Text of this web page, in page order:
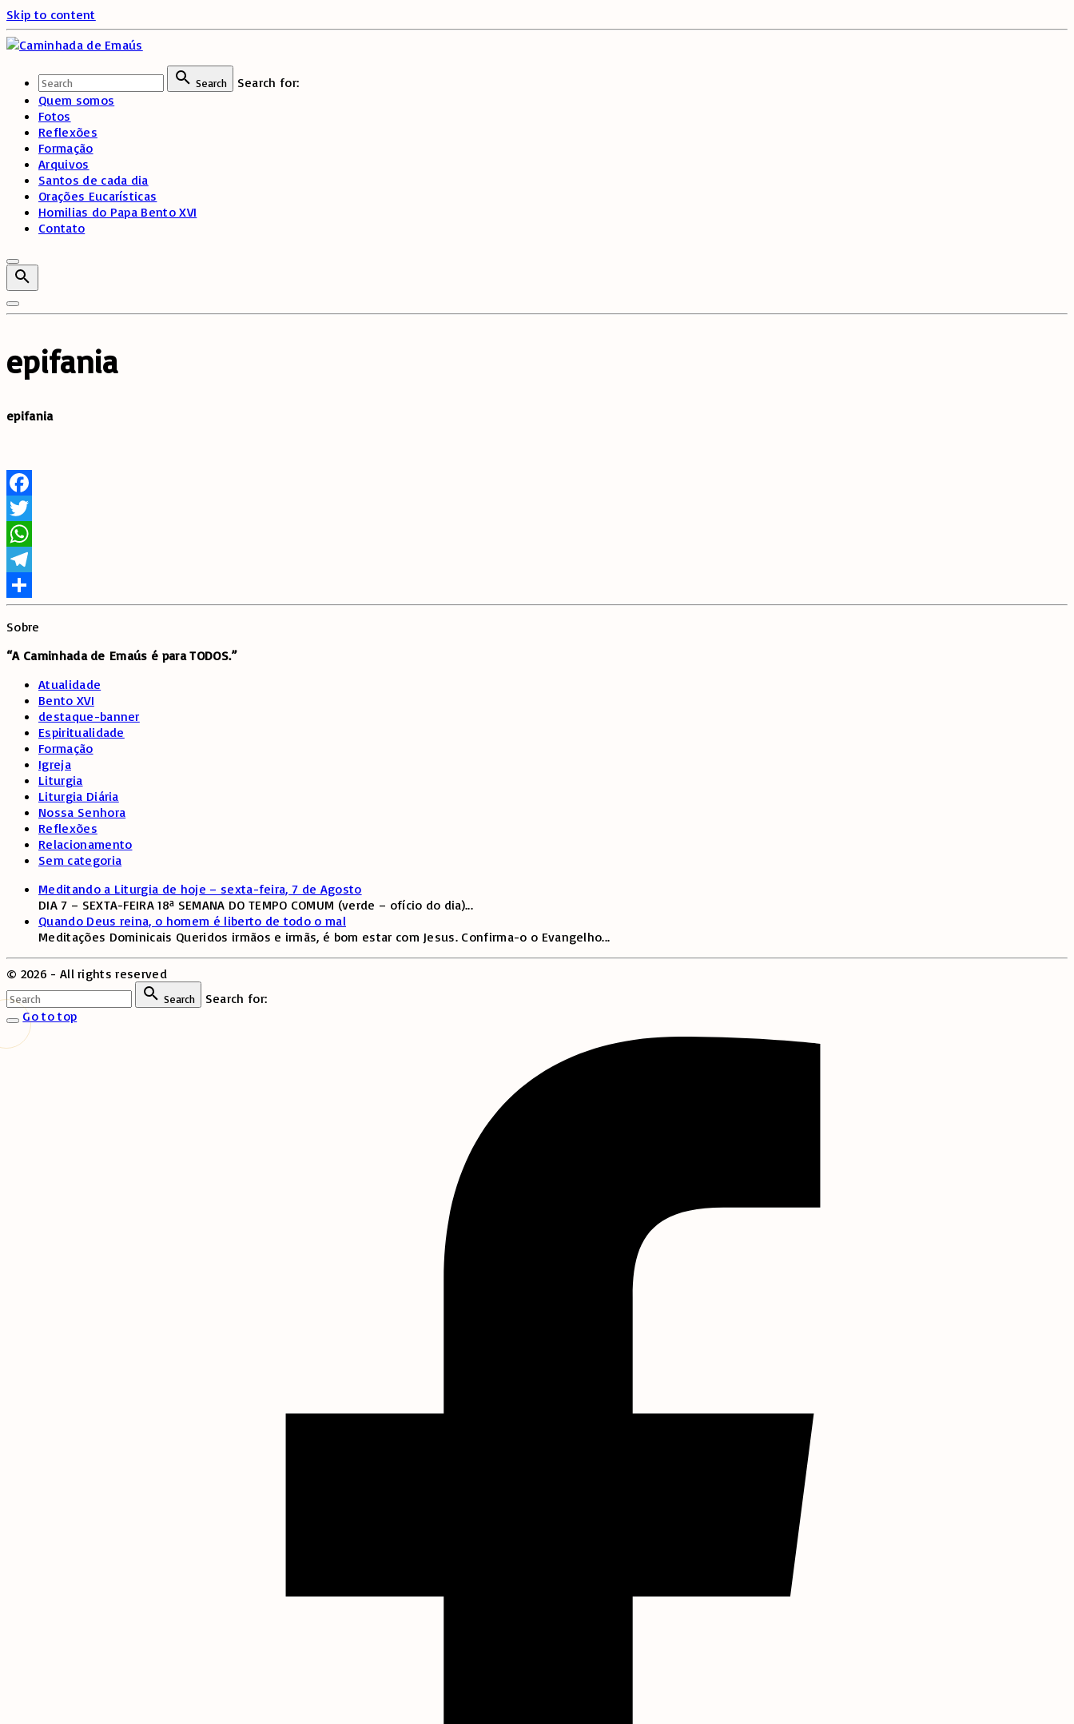
Skip to content
Search
Search for:
Quem somos
Fotos
Reflexões
Formação
Arquivos
Santos de cada dia
Orações Eucarísticas
Homilias do Papa Bento XVI
Contato
epifania
epifania
Facebook
Twitter
WhatsApp
Telegram
Share
Sobre
“A Caminhada de Emaús é para TODOS.”
Atualidade
Bento XVI
destaque-banner
Espiritualidade
Formação
Igreja
Liturgia
Liturgia Diária
Nossa Senhora
Reflexões
Relacionamento
Sem categoria
Meditando a Liturgia de hoje – sexta-feira, 7 de Agosto
DIA 7 – SEXTA-FEIRA 18ª SEMANA DO TEMPO COMUM (verde – ofício do dia)...
Quando Deus reina, o homem é liberto de todo o mal
Meditações Dominicais Queridos irmãos e irmãs, é bom estar com Jesus. Confirma-o o Evangelho...
© 2026 - All rights reserved
Search
Search for:
Go to top